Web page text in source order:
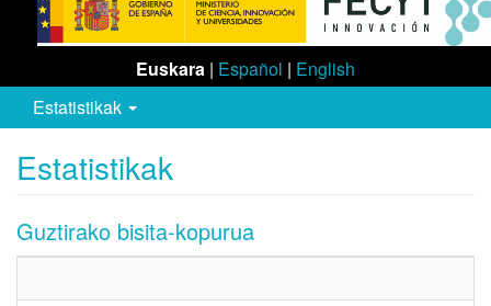
Euskara | Español | English
Estatistikak
Estatistikak
Guztirako bisita-kopurua